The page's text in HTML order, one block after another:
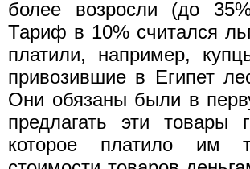
более возросли (до
Тариф в 10% считался
платили, например,
привозившие в Египет
Они обязаны были в
предлагать эти товары
которое платило им